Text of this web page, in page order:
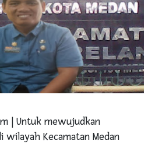
| Untuk mewujudkan
wilayah Kecamatan Medan